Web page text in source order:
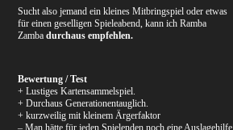
Sucht also jemand ein kleines Mitbringspiel oder etwas
für einen geselligen Spieleabend, kann ich Ramba
Zambadurchaus empfehlen.
Bewertung / Test
+ Lustiges Kartensammelspiel.
+ Durchaus Generationentauglich.
+ kurzweilig mit kleinem Ärgerfaktor
– Man hätte für jeden Spielenden noch eine Auslagehilfe